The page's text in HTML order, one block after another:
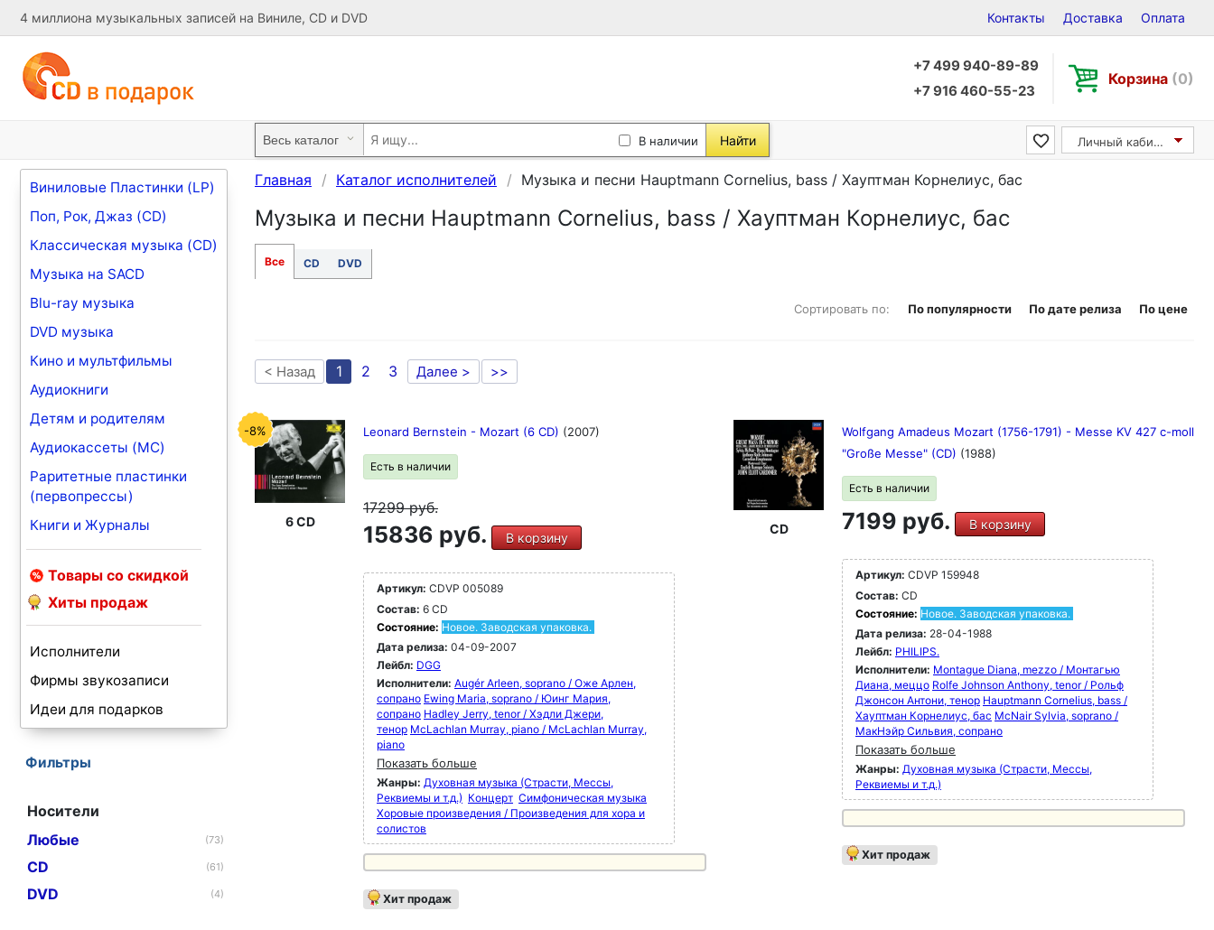
4 миллиона музыкальных записей на Виниле, CD и DVD Контакты Доставка Оплата
+7 499 940-89-89
+7 916 460-55-23
Корзина (0)
В наличии Найти Личный кабинет
Виниловые Пластинки (LP)
Поп, Рок, Джаз (CD)
Классическая музыка (CD)
Музыка на SACD
Blu-ray музыка
DVD музыка
Кино и мультфильмы
Аудиокниги
Детям и родителям
Аудиокассеты (MC)
Раритетные пластинки
(первопрессы)
Книги и Журналы
Товары со скидкой
Хиты продаж
Исполнители
Фирмы звукозаписи
Идеи для подарков
Фильтры
Носители
Любые
(73)
CD (61)
DVD (4)
Главная Каталог исполнителей Музыка и песни Hauptmann Cornelius, bass / Хауптман Корнелиус, бас
Музыка и песни Hauptmann Cornelius, bass / Хауптман Корнелиус, бас
Все CD DVD
Сортировать по: По популярности По дате релиза По цене
< Назад 1 2 3 Далее > >>
-8%
6 CD
Leonard Bernstein - Mozart (6 CD) (2007)
Есть в наличии
17299руб.
15836 руб. В корзину
Артикул: CDVP 005089
Состав: 6 CD
Состояние: Новое. Заводская упаковка.
Дата релиза: 04-09-2007
Лейбл: DGG
Исполнители: Augér Arleen, soprano / Оже Арлен,
сопрано Ewing Maria, soprano / Юинг Мария,
сопрано Hadley Jerry, tenor / Хэдли Джери,
тенор McLachlan Murray, piano / McLachlan Murray,
piano
Показать больше
Жанры: Духовная музыка (Страсти, Мессы,
Реквиемы и т.д.) Концерт Симфоническая музыка
Хоровые произведения / Произведения для хора и
солистов
Хит продаж
CD
Wolfgang Amadeus Mozart (1756-1791) - Messe KV 427 c-moll
"Große Messe" (CD) (1988)
Есть в наличии
7199 руб. В корзину
Артикул: CDVP 159948
Состав: CD
Состояние: Новое. Заводская упаковка.
Дата релиза: 28-04-1988
Лейбл: PHILIPS.
Исполнители: Montague Diana, mezzo / Монтагью
Диана, меццо Rolfe Johnson Anthony, tenor / Рольф
Джонсон Антони, тенор Hauptmann Cornelius, bass /
Хауптман Корнелиус, бас McNair Sylvia, soprano /
МакНэйр Сильвия, сопрано
Показать больше
Жанры: Духовная музыка (Страсти, Мессы,
Реквиемы и т.д.)
Хит продаж